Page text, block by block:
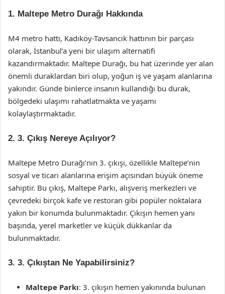
1. Maltepe Metro Durağı Hakkında
M4 metro hattı, Kadıköy-Tavsancık hattının bir parçası
olarak, İstanbul’a yeni bir ulaşım alternatifi
kazandırmaktadır. Maltepe Durağı, bu hat üzerinde yer alan
önemli duraklardan biri olup, yoğun iş ve yaşam alanlarına
yakındır. Günde binlerce insanın kullandığı bu durak,
bölgedeki ulaşımı rahatlatmakta ve yaşamı
kolaylaştırmaktadır.
2. 3. Çıkış Nereye Açılıyor?
Maltepe Metro Durağı’nın 3. çıkışı, özellikle Maltepe’nin
sosyal ve ticari alanlarına erişim açısından büyük öneme
sahiptir. Bu çıkış, Maltepe Parkı, alışveriş merkezleri ve
çevredeki birçok kafe ve restoran gibi popüler noktalara
yakın bir konumda bulunmaktadır. Çıkışın hemen yanı
başında, yerel marketler ve küçük dükkanlar da
bulunmaktadır.
3. 3. Çıkıştan Ne Yapabilirsiniz?
Maltepe Parkı: 3. çıkışın hemen yakınında bulunan